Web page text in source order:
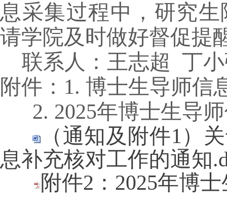
息采集过程中，研究
请学院及时做好督促提
联系人：王志超 丁
附件： 1. 博士生导师信
2. 2025年博士生导
（通知及附件1）
息补充核对工作的通知
附件2：2025年博